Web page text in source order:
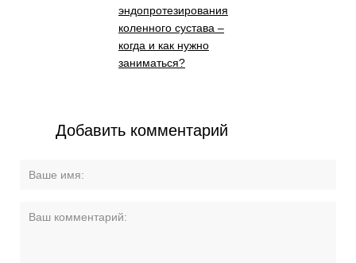
эндопротезирования
коленного сустава –
когда и как нужно
заниматься?
Добавить комментарий